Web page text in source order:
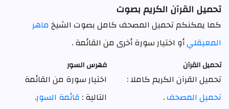
تحميل القرآن الكريم بصوت
كما يمكنكم تحميل المصحف كامل بصوت الشيخ ماهر
المعيقليأو اختيار سورة أخرى من القائمة .
تحميل القرآن
تحميل القرآن الكريم كاملا :
تحميل المصحف.
فهرس السور
اختيار سورة من القائمة
التالية : قائمة السور.